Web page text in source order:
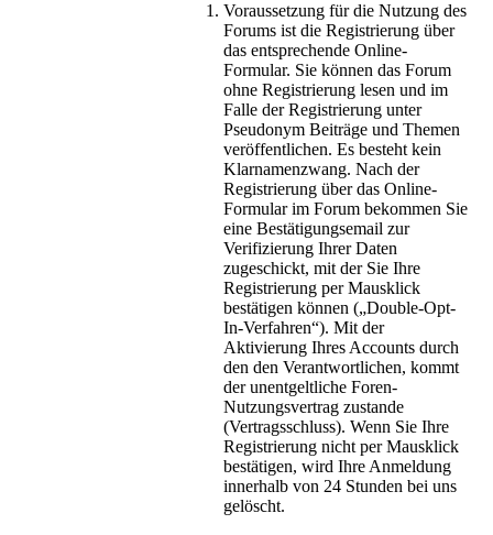
Voraussetzung für die Nutzung des
Forums ist die Registrierung über
das entsprechende Online-
Formular. Sie können das Forum
ohne Registrierung lesen und im
Falle der Registrierung unter
Pseudonym Beiträge und Themen
veröffentlichen. Es besteht kein
Klarnamenzwang. Nach der
Registrierung über das Online-
Formular im Forum bekommen Sie
eine Bestätigungsemail zur
Verifizierung Ihrer Daten
zugeschickt, mit der Sie Ihre
Registrierung per Mausklick
bestätigen können („Double-Opt-
In-Verfahren“). Mit der
Aktivierung Ihres Accounts durch
den den Verantwortlichen, kommt
der unentgeltliche Foren-
Nutzungsvertrag zustande
(Vertragsschluss). Wenn Sie Ihre
Registrierung nicht per Mausklick
bestätigen, wird Ihre Anmeldung
innerhalb von 24 Stunden bei uns
gelöscht.